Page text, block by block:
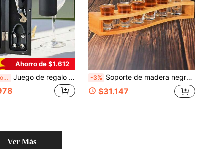
Ahorro de $1.612
¡Últimos 2 días Juego de regalo de 5/3 abrebotellas de acero inoxidable, adecuado para almacenamiento de cocina, decoración del hogar, bebidas, abrelatas de latas de leche, decoración de fiesta navideña, regalo para papá/regalo personalizado, regalo de Navidad -3% Soporte de madera negra para 6 copas de vino con bandeja, adecuado para almacenamiento de bar, exhibición de copas, fiestas y bodas
$31.147
Ver Más